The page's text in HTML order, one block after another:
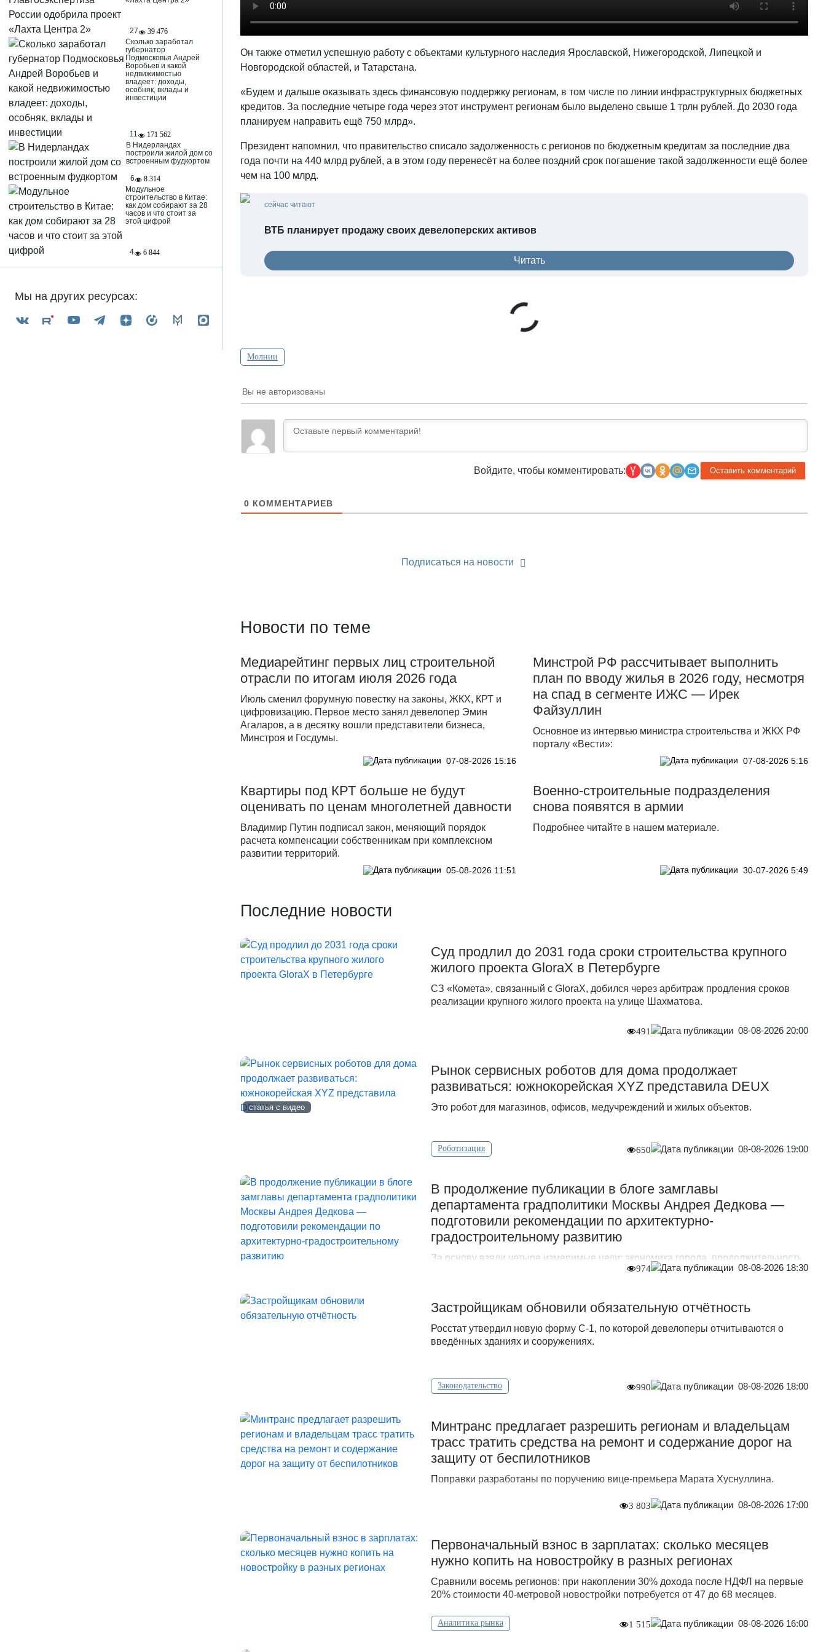
27
39 476
Сколько заработал
губернатор
Подмосковья Андрей
Воробьев и какой
недвижимостью
владеет: доходы,
особняк, вклады и
инвестиции
11
171 562
В Нидерландах
построили жилой дом со
встроенным фудкортом
6
8 314
Модульное
строительство в Китае:
как дом собирают за 28
часов и что стоит за
этой цифрой
4 6 844
Мы на других ресурсах:
Он также отметил успешную работу с объектами культурного наследия Ярославской, Нижегородской, Липецкой и
Новгородской областей, и Татарстана.
«Будем и дальше оказывать здесь финансовую поддержку регионам, в том числе по линии инфраструктурных бюджетных
кредитов. За последние четыре года через этот инструмент регионам было выделено свыше 1 трлн рублей. До 2030 года
планируем направить ещё 750 млрд».
Президент напомнил, что правительство списало задолженность с регионов по бюджетным кредитам за последние два
года почти на 440 млрд рублей, а в этом году перенесёт на более поздний срок погашение такой задолженности ещё более
чем на 100 млрд.
сейчас читают
ВТБ планирует продажу своих девелоперских активов
Читать
Молнии
Вы не авторизованы
Войдите, чтобы комментировать:
0 КОММЕНТАРИЕВ
Подписаться на новости
Новости по теме
Медиарейтинг первых лиц строительной
отрасли по итогам июля 2026 года
Июль сменил форумную повестку на законы, ЖКХ, КРТ и
цифровизацию. Первое место занял девелопер Эмин
Агаларов, а в десятку вошли представители бизнеса,
Минстроя и Госдумы.
07-08-2026 15:16
Минстрой РФ рассчитывает выполнить
план по вводу жилья в 2026 году, несмотря
на спад в сегменте ИЖС — Ирек
Файзуллин
Основное из интервью министра строительства и ЖКХ РФ
порталу «Вести»:
07-08-2026 5:16
Квартиры под КРТ больше не будут
оценивать по ценам многолетней давности
Владимир Путин подписал закон, меняющий порядок
расчета компенсации собственникам при комплексном
развитии территорий.
05-08-2026 11:51
Военно-строительные подразделения
снова появятся в армии
Подробнее читайте в нашем материале.
30-07-2026 5:49
Последние новости
Суд продлил до 2031 года сроки строительства крупного
жилого проекта GloraX в Петербурге
СЗ «Комета», связанный с GloraX, добился через арбитраж продления сроков
реализации крупного жилого проекта на улице Шахматова.
491 08-08-2026 20:00
статья с видео
Рынок сервисных роботов для дома продолжает
развиваться: южнокорейская XYZ представила DEUX
Это робот для магазинов, офисов, медучреждений и жилых объектов.
Роботизация 650 08-08-2026 19:00
В продолжение публикации в блоге замглавы
департамента градполитики Москвы Андрея Дедкова —
подготовили рекомендации по архитектурно-
градостроительному развитию
За основу взяли четыре измеримые цели: экономика города, продолжительность
жизни, уровень комфорта и вовлечённости жителей.
974 08-08-2026 18:30
Застройщикам обновили обязательную отчётность
Росстат утвердил новую форму С-1, по которой девелоперы отчитываются о
введённых зданиях и сооружениях.
Законодательство 990 08-08-2026 18:00
Минтранс предлагает разрешить регионам и владельцам
трасс тратить средства на ремонт и содержание дорог на
защиту от беспилотников
Поправки разработаны по поручению вице-премьера Марата Хуснуллина.
3 803 08-08-2026 17:00
Первоначальный взнос в зарплатах: сколько месяцев
нужно копить на новостройку в разных регионах
Сравнили восемь регионов: при накоплении 30% дохода после НДФЛ на первые
20% стоимости 40-метровой новостройки потребуется от 47 до 68 месяцев.
Аналитика рынка 1 515 08-08-2026 16:00